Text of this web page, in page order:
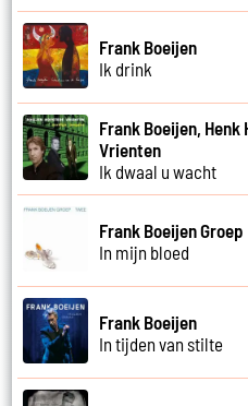
Frank Boeijen
Ik drink
Frank Boeijen, Henk
Vrienten
Ik dwaal u wacht
Frank Boeijen Groep
In mijn bloed
Frank Boeijen
In tijden van stilte